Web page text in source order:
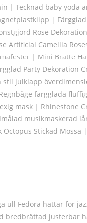
| Tecknad baby yoda
|
Rose Dekoration
Artificial Camellia
| Mini Brätte
Party Dekoration
stil julklapp
Regnbåge färgglada
mask | Rhinestone
musikmaskerad
Octopus Stickad Mössa |
ull Fedora hattar för
bredbrättad justerbar